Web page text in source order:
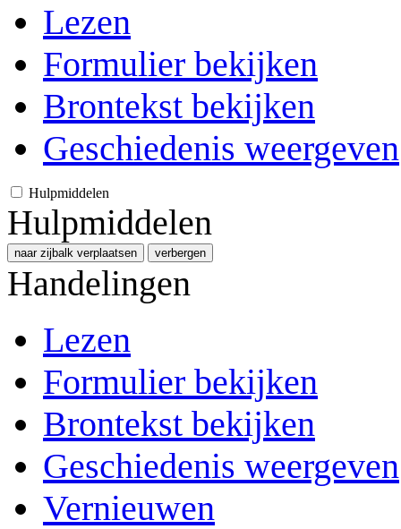
Lezen
Formulier bekijken
Brontekst bekijken
Geschiedenis weergeven
Hulpmiddelen
Hulpmiddelen
naar zijbalk verplaatsen verbergen
Handelingen
Lezen
Formulier bekijken
Brontekst bekijken
Geschiedenis weergeven
Vernieuwen